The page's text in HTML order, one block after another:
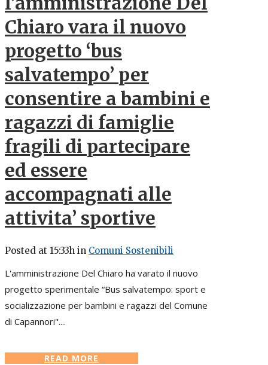
Chiaro vara il nuovo
progetto ‘bus
salvatempo’ per
consentire a bambini e
ragazzi di famiglie
fragili di partecipare
ed essere
accompagnati alle
attivita’ sportive
Posted at 15:33h in Comuni Sostenibili
L'amministrazione Del Chiaro ha varato il nuovo
progetto sperimentale “Bus salvatempo: sport e
socializzazione per bambini e ragazzi del Comune
di Capannori"....
READ MORE